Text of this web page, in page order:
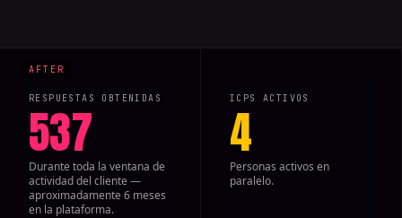
RESPUESTAS OBTENIDAS
537
Durante toda la ventana de
actividad del cliente —
aproximadamente 6 meses
en la plataforma.
ICPS ACTIVOS
4
Personas activos en
paralelo.